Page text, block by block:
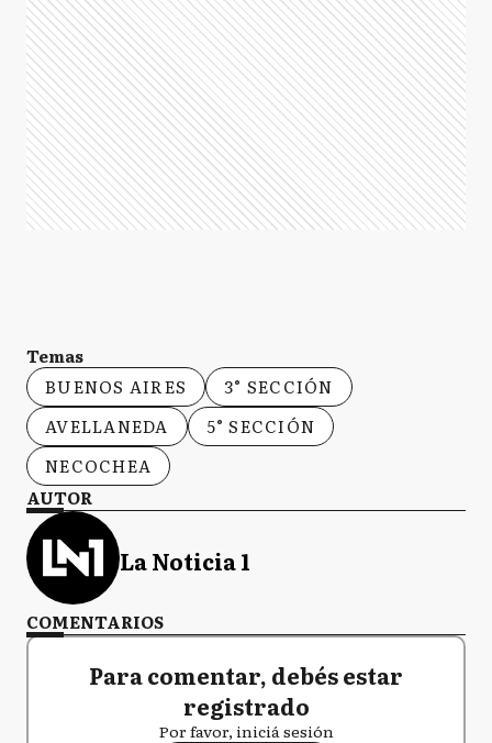
Temas
BUENOS AIRES
3° SECCIÓN
AVELLANEDA
5° SECCIÓN
NECOCHEA
AUTOR
La Noticia 1
COMENTARIOS
Para comentar, debés estar
registrado
Por favor, iniciá sesión